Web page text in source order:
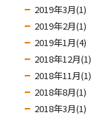
2019年3月(1)
2019年2月(1)
2019年1月(4)
2018年12月(1)
2018年11月(1)
2018年8月(1)
2018年3月(1)